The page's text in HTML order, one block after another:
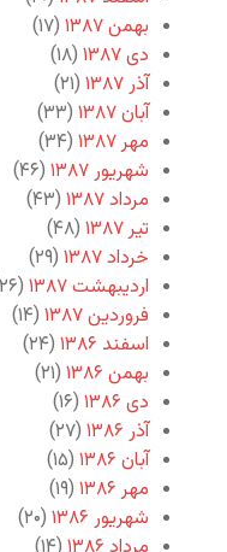
بهمن ۱۳۸۷
(۱۷)
دی ۱۳۸۷
(۱۸)
آذر ۱۳۸۷
(۲۱)
آبان ۱۳۸۷
(۳۳)
مهر ۱۳۸۷
(۳۴)
شهریور ۱۳۸۷
(۴۶)
مرداد ۱۳۸۷
(۴۳)
تیر ۱۳۸۷
(۴۸)
خرداد ۱۳۸۷
(۲۹)
اردیبهشت ۱۳۸۷
(۲۶)
فروردین ۱۳۸۷
(۱۴)
اسفند ۱۳۸۶
(۲۴)
بهمن ۱۳۸۶
(۲۱)
دی ۱۳۸۶
(۱۶)
آذر ۱۳۸۶
(۲۷)
آبان ۱۳۸۶
(۱۵)
مهر ۱۳۸۶
(۱۹)
شهریور ۱۳۸۶
(۲۰)